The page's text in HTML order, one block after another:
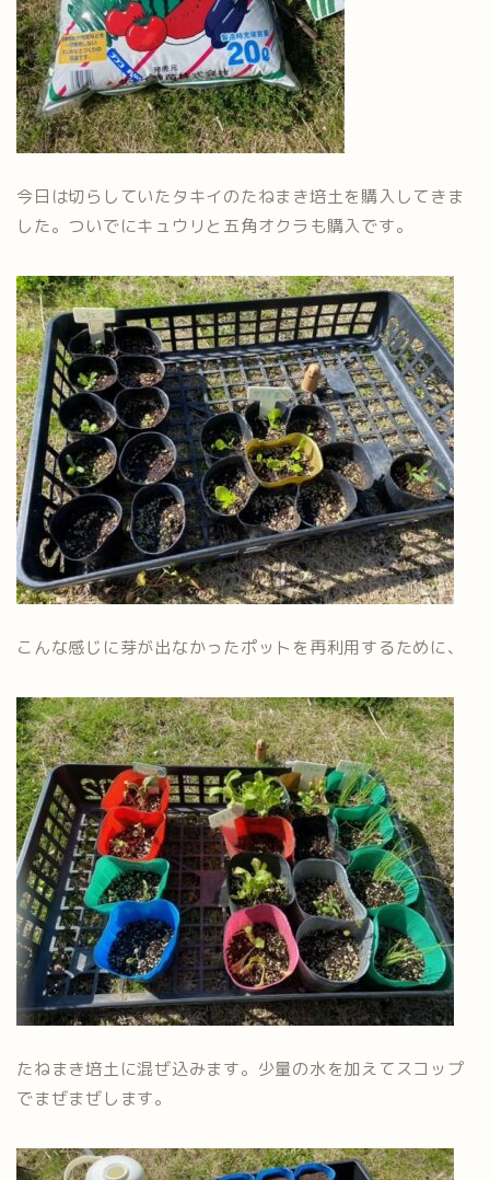
今日は切らしていたタキイのたねまき培土を購入してきま
した。ついでにキュウリと五角オクラも購入です。
こんな感じに芽が出なかったポットを再利用するために、
たねまき培土に混ぜ込みます。少量の水を加えてスコップ
でまぜまぜします。